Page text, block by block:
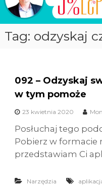
n
Tag: odzyskaj
092 – Odzyskaj
w tym pomoże
23 kwietnia 2020
Posłuchaj tego
Pobierz w formacie
przedstawiam Ci
Narzędzia